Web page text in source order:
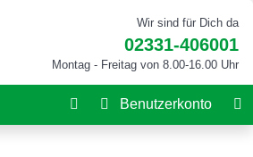
Wir sind für Dich da
02331-406001
Montag - Freitag von 8.00-16.00 Uhr
Benutzerkonto